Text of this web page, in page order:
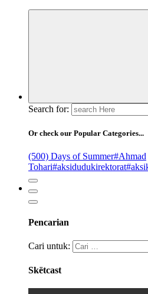
Search for:
Or check our Popular Categories...
(500) Days of Summer#Ahmad
Tohari#aksidudukirektorat
Pencarian
Cari untuk:
Skëtcast